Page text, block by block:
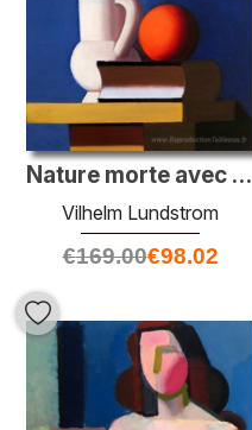
Nature morte avec pot blanc, orange et livre
Vilhelm Lundstrom
€169.00€98.02